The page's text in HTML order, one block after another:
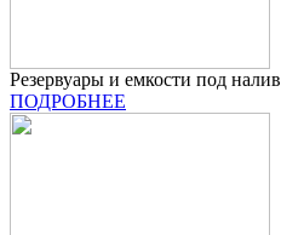
Резервуары и емкости под налив
ПОДРОБНЕЕ